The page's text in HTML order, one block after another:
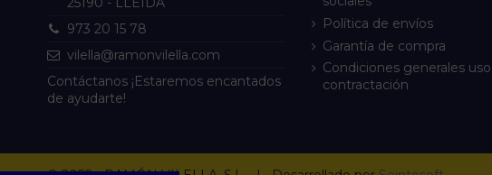
973 20 15 78
vilella@ramonvilella.com
Contáctanos ¡Estaremos encantados
de ayudarte!
Política de envíos
Garantía de compra
Condiciones generales
contractación